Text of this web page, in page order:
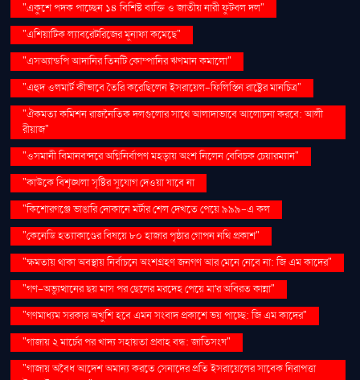
"একুশে পদক পাচ্ছেন ১৪ বিশিষ্ট ব্যক্তি ও জাতীয় নারী ফুটবল দল"
"এশিয়াটিক ল্যাবরেটরিজের মুনাফা কমেছে"
"এসঅ্যান্ডপি আদানির তিনটি কোম্পানির ঋণমান কমালো"
"এহুদ ওলমার্ট কীভাবে তৈরি করেছিলেন ইসরায়েল-ফিলিস্তিন রাষ্ট্রের মানচিত্র"
"ঐকমত্য কমিশন রাজনৈতিক দলগুলোর সাথে আলাদাভাবে আলোচনা করবে: আলী
রীয়াজ"
"ওসমানী বিমানবন্দরে অগ্নিনির্বাপণ মহড়ায় অংশ নিলেন বেবিচক চেয়ারম্যান"
"কাউকে বিশৃঙ্খলা সৃষ্টির সুযোগ দেওয়া যাবে না
"কিশোরগঞ্জে ভাঙারি দোকানে মর্টার শেল দেখতে পেয়ে ৯৯৯-এ কল
"কেনেডি হত্যাকাণ্ডের বিষয়ে ৮০ হাজার পৃষ্ঠার গোপন নথি প্রকাশ"
"ক্ষমতায় থাকা অবস্থায় নির্বাচনে অংশগ্রহণ জনগণ আর মেনে নেবে না: জি এম কাদের"
"গণ–অভ্যুত্থানের ছয় মাস পর ছেলের মরদেহ পেয়ে মা'র অবিরত কান্না"
"গণমাধ্যম সরকার অখুশি হবে এমন সংবাদ প্রকাশে ভয় পাচ্ছে: জি এম কাদের"
"গাজায় ২ মার্চের পর খাদ্য সহায়তা প্রবাহ বন্ধ: জাতিসংঘ"
"গাজায় অবৈধ আদেশ অমান্য করতে সেনাদের প্রতি ইসরায়েলের সাবেক নিরাপত্তা